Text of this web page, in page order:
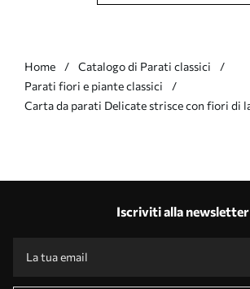
Home
Catalogo di Parati classici
Parati fiori e piante classici
Carta da parati Delicate strisce con fiori di
Iscriviti alla newsletter